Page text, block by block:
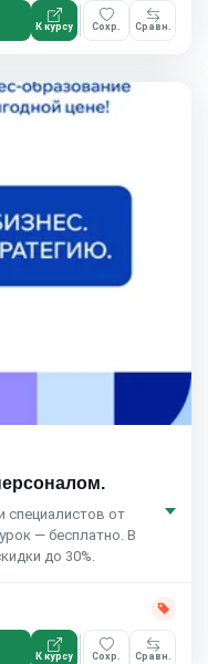
К курсу Сохр. Сравн.
специалистов от
— бесплатно. В
до 30%.
К курсу Сохр. Сравн.